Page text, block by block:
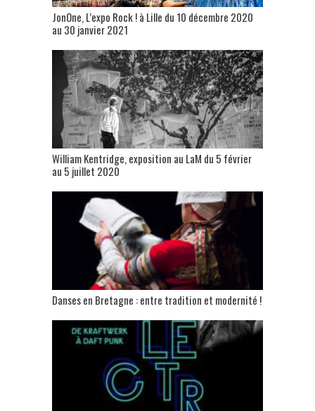
JonOne, L’expo Rock ! à Lille du 10 décembre 2020
au 30 janvier 2021
William Kentridge, exposition au LaM du 5 février
au 5 juillet 2020
Danses en Bretagne : entre tradition et modernité !